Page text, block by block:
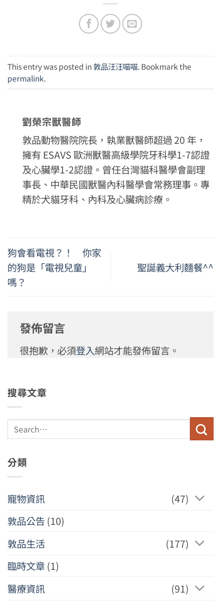
This entry was posted in敦品汪汪喵喵. Bookmark the
permalink.
劉榮宗獸醫師
敦品動物醫院院長，執業獸醫師超過 20 年，
擁有 ESAVS 歐洲獸醫高級學院牙科學1-7認證
及心臟學1-2認證。曾任台灣貓科醫學會副理
事長、中華民國獸醫內科醫學會常務理事。專
精於犬貓牙科、內科及心臟病診療。
狗會看電視？！ 你家
的狗是「電視兒童」
嗎？
聖誕義大利麵餐^^
發佈留言
很抱歉，必須登入網站才能發佈留言。
搜尋文章
分類
寵物資訊
(47)
敦品公告(10)
敦品生活
(177)
臨時文章(1)
醫療資訊
(91)